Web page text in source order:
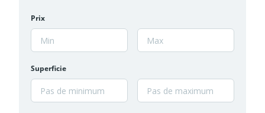
Prix
Superficie